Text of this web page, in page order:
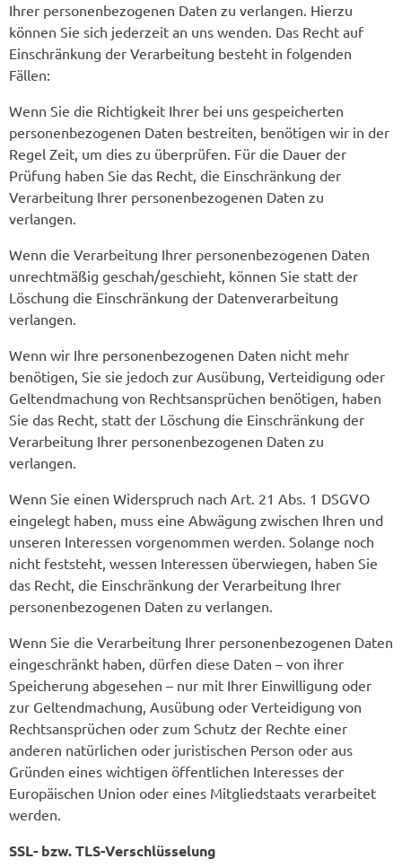
Ihrer personenbezogenen Daten zu verlangen. Hierzu
können Sie sich jederzeit an uns wenden. Das Recht auf
Einschränkung der Verarbeitung besteht in folgenden
Fällen:
Wenn Sie die Richtigkeit Ihrer bei uns gespeicherten
personenbezogenen Daten bestreiten, benötigen wir in der
Regel Zeit, um dies zu überprüfen. Für die Dauer der
Prüfung haben Sie das Recht, die Einschränkung der
Verarbeitung Ihrer personenbezogenen Daten zu
verlangen.
Wenn die Verarbeitung Ihrer personenbezogenen Daten
unrechtmäßig geschah/geschieht, können Sie statt der
Löschung die Einschränkung der Datenverarbeitung
verlangen.
Wenn wir Ihre personenbezogenen Daten nicht mehr
benötigen, Sie sie jedoch zur Ausübung, Verteidigung oder
Geltendmachung von Rechtsansprüchen benötigen, haben
Sie das Recht, statt der Löschung die Einschränkung der
Verarbeitung Ihrer personenbezogenen Daten zu
verlangen.
Wenn Sie einen Widerspruch nach Art. 21 Abs. 1 DSGVO
eingelegt haben, muss eine Abwägung zwischen Ihren und
unseren Interessen vorgenommen werden. Solange noch
nicht feststeht, wessen Interessen überwiegen, haben Sie
das Recht, die Einschränkung der Verarbeitung Ihrer
personenbezogenen Daten zu verlangen.
Wenn Sie die Verarbeitung Ihrer personenbezogenen Daten
eingeschränkt haben, dürfen diese Daten – von ihrer
Speicherung abgesehen – nur mit Ihrer Einwilligung oder
zur Geltendmachung, Ausübung oder Verteidigung von
Rechtsansprüchen oder zum Schutz der Rechte einer
anderen natürlichen oder juristischen Person oder aus
Gründen eines wichtigen öffentlichen Interesses der
Europäischen Union oder eines Mitgliedstaats verarbeitet
werden.
SSL- bzw. TLS-Verschlüsselung